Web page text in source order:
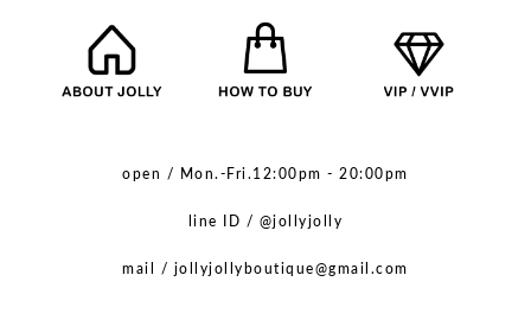
open / Mon.-Fri.12:00pm - 20:00pm
line ID / @jollyjolly
mail / jollyjollyboutique@gmail.com